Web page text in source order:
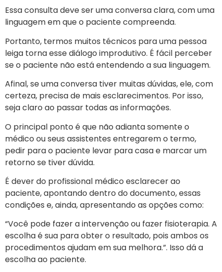
Essa consulta deve ser uma conversa clara, com uma
linguagem em que o paciente compreenda.
Portanto, termos muitos técnicos para uma pessoa
leiga torna esse diálogo improdutivo. É fácil perceber
se o paciente não está entendendo a sua linguagem.
Afinal, se uma conversa tiver muitas dúvidas, ele, com
certeza, precisa de mais esclarecimentos. Por isso,
seja claro ao passar todas as informações.
O principal ponto é que não adianta somente o
médico ou seus assistentes entregarem o termo,
pedir para o paciente levar para casa e marcar um
retorno se tiver dúvida.
É dever do profissional médico esclarecer ao
paciente, apontando dentro do documento, essas
condições e, ainda, apresentando as opções como:
“Você pode fazer a intervenção ou fazer fisioterapia. A
escolha é sua para obter o resultado, pois ambos os
procedimentos ajudam em sua melhora.”. Isso dá a
escolha ao paciente.